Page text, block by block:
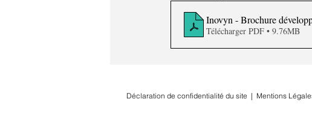
Inovyn - Brochure
Télécharger PDF • 9.76MB
Déclaration de confidentialité du site | Mentions